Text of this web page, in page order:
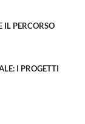
IL PERCORSO
I PROGETTI